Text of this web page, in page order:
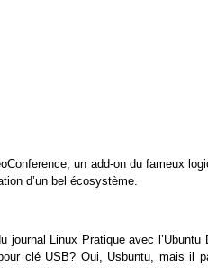
un add-on du fameux
d’un bel écosystème.
journal Linux Pratique avec
clé USB? Oui, Usbuntu, mais il